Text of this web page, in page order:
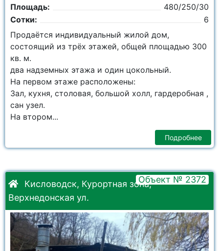
Площадь:
480/250/30
Сотки:
6
Продаётся индивидуальный жилой дом,
состоящий из трёх этажей, общей площадью 300
кв. м.
два надземных этажа и один цокольный.
На первом этаже расположены:
Зал, кухня, столовая, большой холл, гардеробная ,
сан узел.
На втором...
Подробнее
Кисловодск, Курортная зона,
Верхнедонская ул.
Объект № 2372